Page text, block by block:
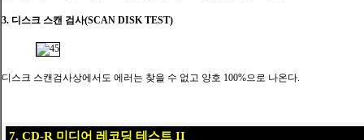
3. 디스크 스캔 검사(SCAN DISK TEST)
디스크 스캔검사상에서도 에러는 찾을 수 없고 양호 100%으로 나온다.
7. CD-R 미디어 레코딩 테스트 II